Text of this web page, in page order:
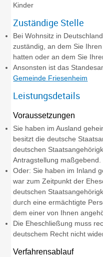
Kinder
Zuständige Stelle
Bei Wohnsitz in
zuständig, an dem Sie
hatten oder an dem Sie
Ansonsten ist das
Gemeinde Friesenheim
Leistungsdetails
Voraussetzungen
Sie haben im Ausland
besitzt die deutsche
deutschen
Antragstellung maßgebend.
Oder: Sie haben im Inland
war zum Zeitpunkt der
deutschen
durch eine ermächtigte
dem einer von Ihnen
Die Eheschließung muss
deutschem Recht nicht
Verfahrensablauf